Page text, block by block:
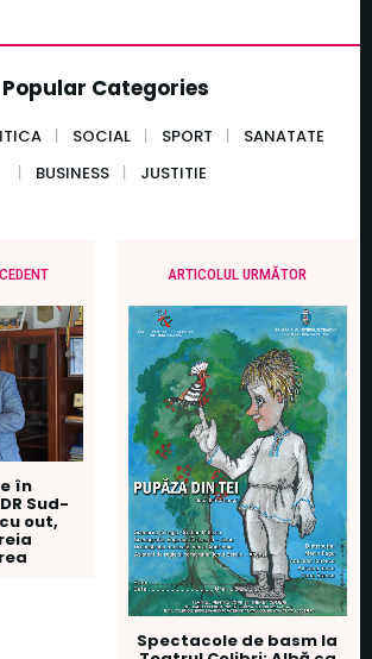
Popular Categories
SOCIAL SPORT
SANATATE
BUSINESS
JUSTITIE
în
Sud-
out,
ARTICOLUL URMĂTOR
Spectacole de basm la